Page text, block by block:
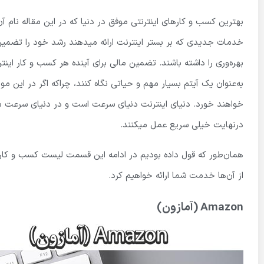
بهترین کسب و کارهای اینترنتی موفق در دنیا که در این مقاله نام
خدمات جدیدی که بر بستر اینترنت ارائه میدهند رشد خود را
بهره‌وری را داشته باشند. تضمین مالی برای آینده هر کسب و کار
به‌عنوان یک آیتم بسیار مهم و حیاتی نگاه کنند، چراکه اگر در
خواهند خورد. دنیای اینترنت دنیای سرعت است و در دنیای سرعت
درنهایت خیلی سریع عمل میکنند.
همان‌طور که قول داده بودیم در ادامه این قسمت لیست کسب و
از آن‌ها خدمت شما ارائه خواهیم کرد.
Amazon (آمازون)